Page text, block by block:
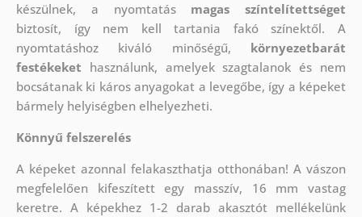
készülnek, a nyomtatás magas színtelítettséget
biztosít, így nem kell tartania fakó színektől. A
nyomtatáshoz kiváló minőségű, környezetbarát
festékeket használunk, amelyek szagtalanok és nem
bocsátanak ki káros anyagokat a levegőbe, így a képeket
bármely helyiségben elhelyezheti.
Könnyű felszerelés
A képeket azonnal felakaszthatja otthonában! A vászon
megfelelően kifeszített egy masszív, 16 mm vastag
keretre. A képekhez 1-2 darab akasztót mellékelünk